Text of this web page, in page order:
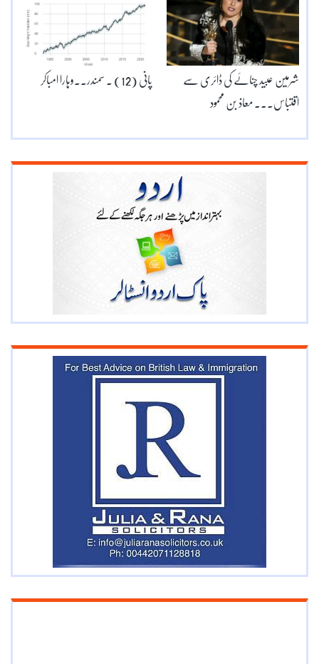
پانی (12) ۔ سمندر۔۔وہارا امباکر شرمین عبید چنائے کی ڈائری سے
اقتباس۔۔۔ معاذ بن محمود